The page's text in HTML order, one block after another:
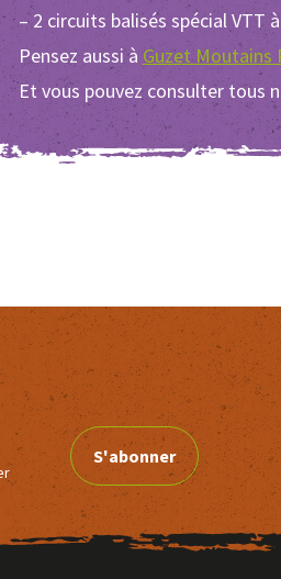
– 2 circuits balisés spécial VTT
Pensez aussi à Guzet Moutains
Et vous pouvez consulter tous
S'abonner